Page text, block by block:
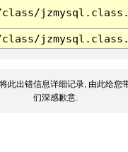
此出错信息详细记录, 由此给您
们深感歉意.